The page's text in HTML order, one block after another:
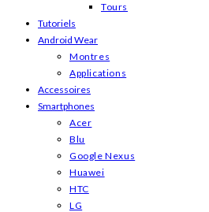
Tours
Tutoriels
Android Wear
Montres
Applications
Accessoires
Smartphones
Acer
Blu
Google Nexus
Huawei
HTC
LG